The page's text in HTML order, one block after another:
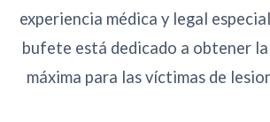
experiencia médica y legal
bufete está dedicado a obtener
máxima para las víctimas de